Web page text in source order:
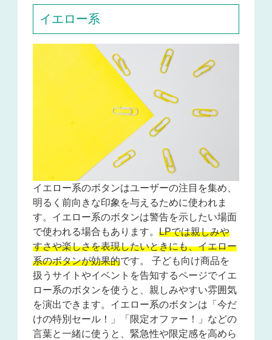
イエロー系
イエロー系のボタンはユーザーの注目を集め、
明るく前向きな印象を与えるために使われま
す。イエロー系のボタンは警告を示したい場面
で使われる場合もあります。LPでは親しみや
すさや楽しさを表現したいときにも、イエロー
系のボタンが効果的です。 子ども向け商品を
扱うサイトやイベントを告知するページでイエ
ロー系のボタンを使うと、親しみやすい雰囲気
を演出できます。イエロー系のボタンは「今だ
けの特別セール！」「限定オファー！」などの
言葉と一緒に使うと、緊急性や限定感を高めら